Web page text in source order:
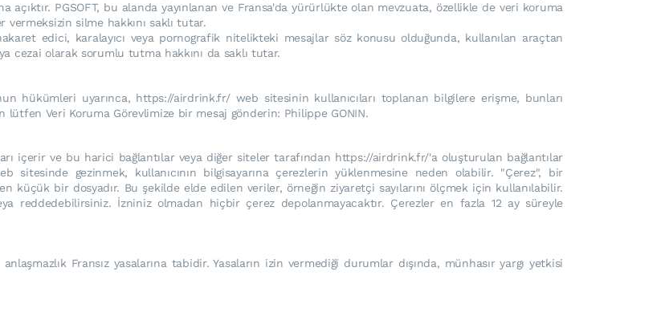
açıktır. PGSOFT, bu alanda yayınlanan ve Fransa'da yürürlükte olan mevzuata, özellikle de veri koruma
silme hakkını saklı tutar.
edici, karalayıcı veya pornografik nitelikteki mesajlar söz konusu olduğunda, kullanılan araçtan
cezai olarak sorumlu tutma hakkını da saklı tutar.
hükümleri uyarınca, https://airdrink.fr/ web sitesinin kullanıcıları toplanan bilgilere erişme, bunları
Veri Koruma Görevlimize bir mesaj gönderin: Philippe GONIN.
içerir ve bu harici bağlantılar veya diğer siteler tarafından https://airdrink.fr/'a oluşturulan bağlantılar
gezinmek, kullanıcının bilgisayarına çerezlerin yüklenmesine neden olabilir. "Çerez", bir
küçük bir dosyadır. Bu şekilde elde edilen veriler, örneğin ziyaretçi sayılarını ölçmek için kullanılabilir.
reddedebilirsiniz. İzniniz olmadan hiçbir çerez depolanmayacaktır. Çerezler en fazla 12 ay süreyle
Fransız yasalarına tabidir. Yasaların izin vermediği durumlar dışında, münhasır yargı yetkisi